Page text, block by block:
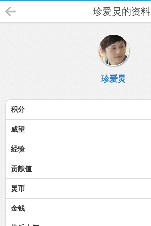
珍爱炅的资料
珍爱炅
积分
威望
经验
贡献值
炅币
金钱